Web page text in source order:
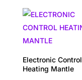
Electronic Control
Heating Mantle